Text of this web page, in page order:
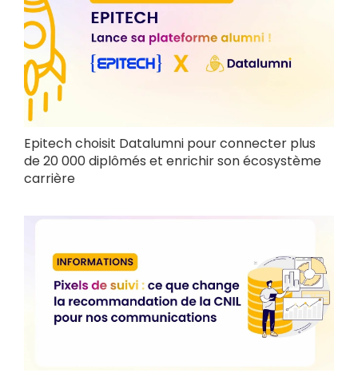
Epitech choisit Datalumni pour connecter plus
de 20 000 diplômés et enrichir son écosystème
carrière